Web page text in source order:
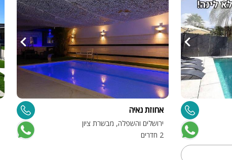
אחוזת נאיה
ירושלים והשפלה, מבשרת ציון
2 חדרים